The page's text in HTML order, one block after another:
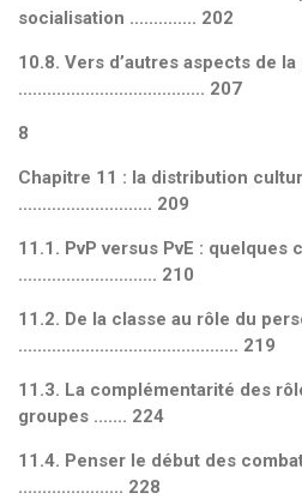
socialisation .............. 202
10.8. Vers d’autres aspects de
....................................... 207
8
Chapitre 11 : la distribution
............................ 209
11.1. PvP versus PvE : quelques
............................. 210
11.2. De la classe au rôle du
.............................................. 219
11.3. La complémentarité des
groupes ....... 224
11.4. Penser le début des
...................... 228